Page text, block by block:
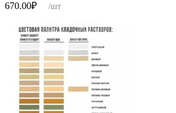
670.00₽ /шт